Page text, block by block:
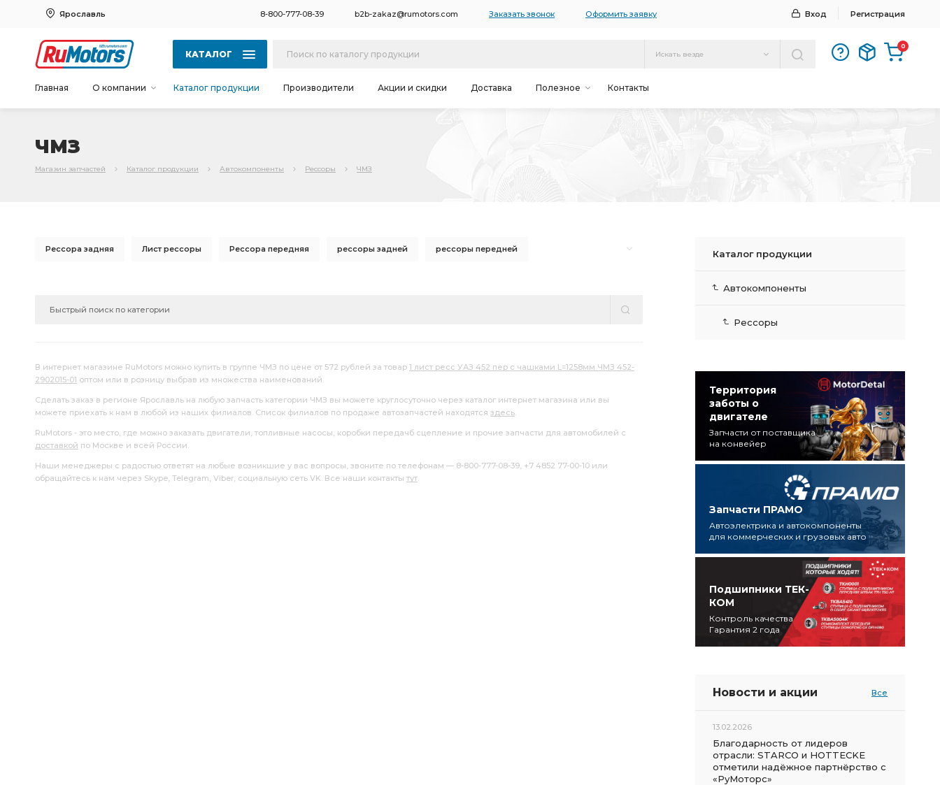
Ярославль 8-800-777-08-39 b2b-zakaz@rumotors.com Заказать звонок Оформить заявку Вход Регистрация
КАТАЛОГ Искать везде
0
Главная О компании Каталог продукции Производители Акции и скидки Доставка Полезное Контакты
ЧМЗ
Магазин запчастей Каталог продукции Автокомпоненты Рессоры ЧМЗ
Рессора задняя Лист рессоры Рессора передняя рессоры задней рессоры передней
рессоры УРАЛ ЗИЛ ЧМЗ
В интернет магазине RuMotors можно купить в группе ЧМЗ по цене от 572 рублей за товар 1 лист ресс УАЗ 452 пер с чашками L=1258мм ЧМЗ 452-
2902015-01 оптом или в розницу выбрав из множества наименований.
Сделать заказ в регионе Ярославль на любую запчасть категории ЧМЗ вы можете круглосуточно через каталог интернет магазина или вы
можете приехать к нам в любой из наших филиалов. Список филиалов по продаже автозапчастей находятся здесь.
RuMotors - это место, где можно заказать двигатели, топливные насосы, коробки передачб сцепление и прочие запчасти для автомобилей с
доставкой по Москве и всей России.
Наши менеджеры с радостью ответят на любые возникшие у вас вопросы, звоните по телефонам — 8-800-777-08-39, +7 4852 77-00-10 или
обращайтесь к нам через Skype, Telegram, Viber, социальную сеть VK. Все наши контакты тут.
Каталог продукции
Автокомпоненты
Рессоры
Территория
заботы о
двигателе
Запчасти от поставщика
на конвейер
Запчасти ПРАМО
Автоэлектрика и автокомпоненты
для коммерческих и грузовых авто
Подшипники ТЕК-
КОМ
Контроль качества
Гарантия 2 года
Новости и акции Все
13.02.2026
Благодарность от лидеров
отрасли: STARCO и HOTTECKE
отметили надёжное партнёрство с
«РуМоторс»